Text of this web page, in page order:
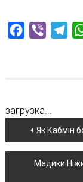
Facebook
Viber
загрузка...
Навігація
по
новині
Як Кабмін
Медики